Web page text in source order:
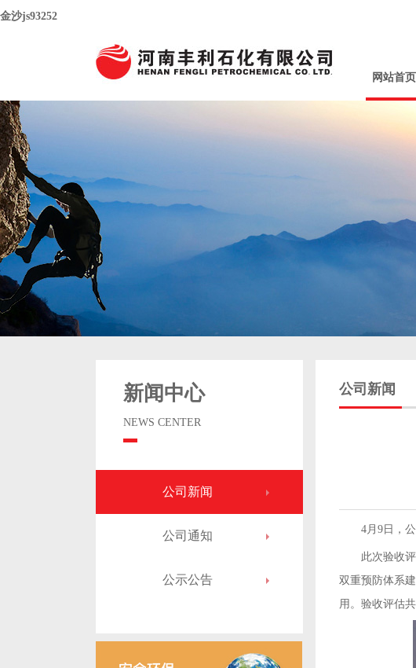
金沙js93252
网站首页
新闻中心
NEWS CENTER
公司新闻
公司通知
公示公告
公司新闻
4月9日，
此次验收
双重预防体系
用。验收评估